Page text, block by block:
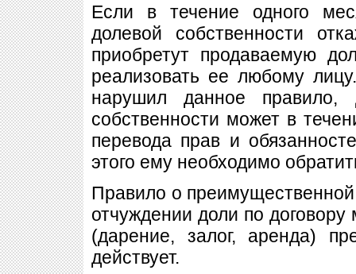
Если в течение одного
долевой собственности
приобретут продаваемую
реализовать ее любому
нарушил данное правило,
собственности может в
перевода прав и
этого ему необходимо
Правило о
отчуждении доли по
(дарение, залог, аренда)
действует.